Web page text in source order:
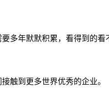
多年默默积累，看得到的看
触到更多世界优秀的企业。